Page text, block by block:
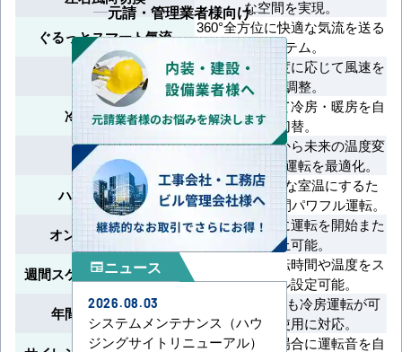
な空間を実現。
ぐるっとスマート気流
360°全方位に快適な気流を送る
システム。
風速自動
室温や設定温度に応じて風速を
自動調整。
冷暖自動運転
室温に合わせて冷房・暖房を自
動切替。
先読み運転
室温や外気温から未来の温度変
化を予測し、運転を最適化。
ハイパワー運転
短時間で快適な室温にするた
め、最大30分間パワフル運転。
オン/オフタイマー
指定した時間に運転を開始また
は停止可能。
週間スケジュールタイマー
曜日ごとの運転時間や温度をス
ケジュール設定可能。
年間冷房運転対応
外気温-15℃でも冷房運転が可
能で通年使用に対応。
外気温が低い場合に運転音を自
元請・管理業者様向け
newspaperニュース
2026.08.03
システムメンテナンス（ハウ
ジングサイトリニューアル）